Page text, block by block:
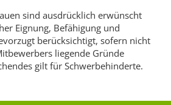
sind ausdrücklich erwünscht
Eignung, Befähigung und
berücksichtigt, sofern nicht
liegende Gründe
gilt für Schwerbehinderte.